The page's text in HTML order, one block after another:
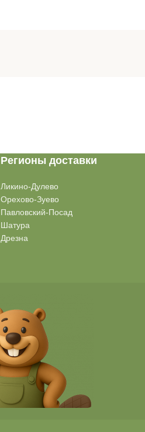
Регионы доставки
Ликино-Дулево
Орехово-Зуево
Павловский-Посад
Шатура
Дрезна